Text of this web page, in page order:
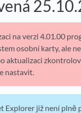
na verzi 4.01.00
osobní karty, ale
aktualizaci
nastavit.
Explorer již není plně